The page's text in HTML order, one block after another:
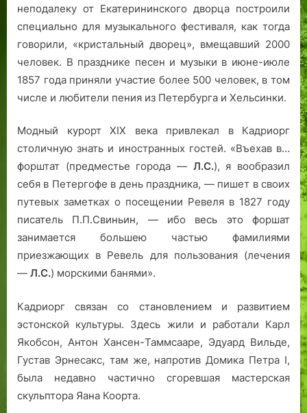
неподалеку от Екатерининского дворца построили
специально для музыкального фестиваля, как тогда
говорили, «кристальный дворец», вмещавший 2000
человек. В празднике песен и музыки в июне-июле
1857 года приняли участие более 500 человек, в том
числе и любители пения из Петербурга и Хельсинки.
Модный курорт XIX века привлекал в Кадриорг
столичную знать и иностранных гостей. «Въехав в…
форштат (предместье города — Л.С.), я вообразил
себя в Петергофе в день праздника, — пишет в своих
путевых заметках о посещении Ревеля в 1827 году
писатель П.П.Свиньин, — ибо весь это форшат
занимается большею частью фамилиями
приезжающих в Ревель для пользования (лечения
— Л.С.) морскими банями».
Кадриорг связан со становлением и развитием
эстонской культуры. Здесь жили и работали Карл
Якобсон, Антон Хансен-Таммсааре, Эдуард Вильде,
Густав Эрнесакс, там же, напротив Домика Петра I,
была недавно частично сгоревшая мастерская
скульптора Яана Коорта.